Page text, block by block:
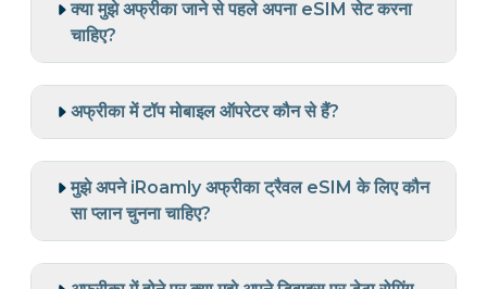
क्या मुझे अफ्रीका जाने से पहले अपना eSIM सेट करना
चाहिए?
अफ्रीका में टॉप मोबाइल ऑपरेटर कौन से हैं?
मुझे अपने iRoamly अफ्रीका ट्रैवल eSIM के लिए कौन
सा प्लान चुनना चाहिए?